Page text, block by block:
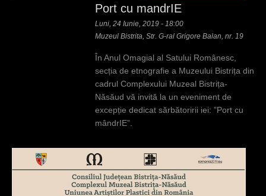
Port cu mandrIE
Luni, 24 Iunie, 2019 - 18:00
Muzeul Bistrita, Str. G-ral Grigore Balan, nr. 19
În Anul Omagial al Satului Românesc,
secția de etnografie a Muzeului Bistrița din
cadrul Complexului Muzeal Bistrița-
Năsăud vă invită la un eveniment de
excepție dedicat sărbătoririi iei: ”Port cu
mândrIE”.